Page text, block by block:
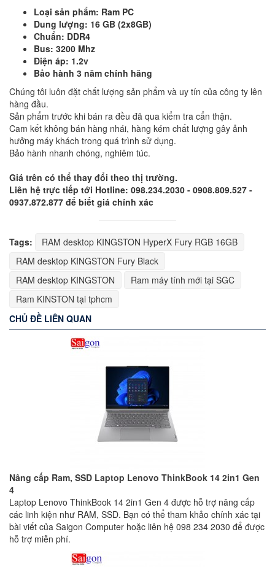
Loại sản phẩm: Ram PC
Dung lượng: 16 GB (2x8GB)
Chuẩn: DDR4
Bus: 3200 Mhz
Điện áp: 1.2v
Bảo hành 3 năm chính hãng
Chúng tôi luôn đặt chất lượng sản phẩm và uy tín của công ty lên
hàng đầu.
Sản phẩm trước khi bán ra đều đã qua kiểm tra cẩn thận.
Cam kết không bán hàng nhái, hàng kém chất lượng gây ảnh
hưởng máy khách trong quá trình sử dụng.
Bảo hành nhanh chóng, nghiêm túc.
Giá trên có thể thay đổi theo thị trường.
Liên hệ trực tiếp tới Hotline: 098.234.2030 - 0908.809.527 -
0937.872.877 để biết giá chính xác
Tags:
RAM desktop KINGSTON HyperX Fury RGB 16GB
RAM desktop KINGSTON Fury Black
RAM desktop KINGSTON
Ram máy tính mới tại SGC
Ram KINSTON tại tphcm
CHỦ ĐỀ LIÊN QUAN
Nâng cấp Ram, SSD Laptop Lenovo ThinkBook 14 2in1 Gen
4
Laptop Lenovo ThinkBook 14 2in1 Gen 4 được hỗ trợ nâng cấp
các linh kiện như RAM, SSD. Bạn có thể tham khảo chính xác tại
bài viết của Saigon Computer hoặc liên hệ 098 234 2030 để được
hỗ trợ miễn phí.